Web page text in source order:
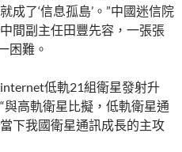
成了‘信息孤島’。”中國迷信院
間副主任田豐先容，一張張
困難。
低軌21組衛星發射升
高軌衛星比擬，低軌衛星通
下我國衛星通訊成長的主攻